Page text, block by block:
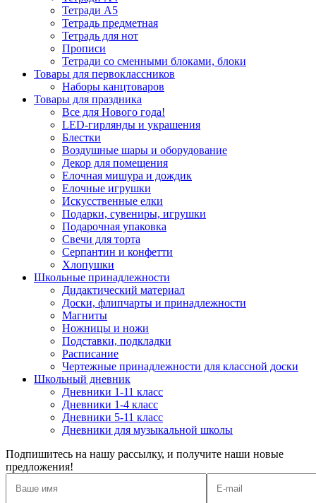
Тетради А5
Тетрадь предметная
Тетрадь для нот
Прописи
Тетради со сменными блоками, блоки
Товары для первоклассников
Наборы канцтоваров
Товары для праздника
Все для Нового года!
LED-гирлянды и украшения
Блестки
Воздушные шары и оборудование
Декор для помещения
Елочная мишура и дождик
Елочные игрушки
Искусственные елки
Подарки, сувениры, игрушки
Подарочная упаковка
Свечи для торта
Серпантин и конфетти
Хлопушки
Школьные принадлежности
Дидактический материал
Доски, флипчарты и принадлежности
Магниты
Ножницы и ножи
Подставки, подкладки
Расписание
Чертежные принадлежности для классной доски
Школьный дневник
Дневники 1-11 класс
Дневники 1-4 класс
Дневники 5-11 класс
Дневники для музыкальной школы
Подпишитесь на нашу рассылку, и получите наши новые
предложения!